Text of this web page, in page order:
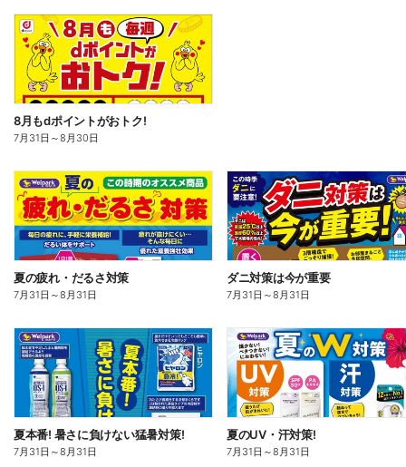
8月もdポイントがおトク!
7月31日 ～8月30日
夏の疲れ・だるさ対策
7月31日 ～8月31日
ダニ対策は今が重要
7月31日 ～8月31日
夏本番! 暑さに負けない猛暑対策!
7月31日 ～8月31日
夏のUV・汗対策!
7月31日 ～8月31日